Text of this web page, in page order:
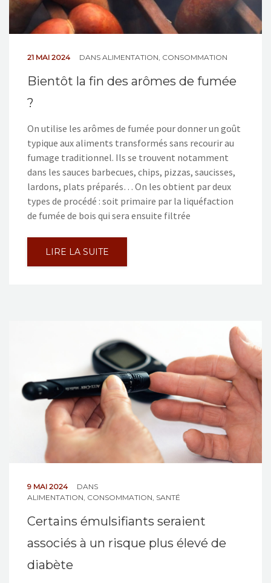
21 MAI 2024 DANS ALIMENTATION CONSOMMATION
Bientôt la fin des arômes de fumée
?
On utilise les arômes de fumée pour donner un goût
typique aux aliments transformés sans recourir au
fumage traditionnel. Ils se trouvent notamment
dans les sauces barbecues, chips, pizzas, saucisses,
lardons, plats préparés… On les obtient par deux
types de procédé : soit primaire par la liquéfaction
de fumée de bois qui sera ensuite filtrée
LIRE LA SUITE
9 MAI 2024
DANS
ALIMENTATION CONSOMMATION SANTÉ
Certains émulsifiants seraient
associés à un risque plus élevé de
diabète